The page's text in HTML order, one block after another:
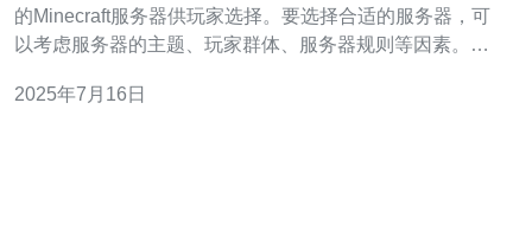
的Minecraft服务器供玩家选择。要选择合适的服务器，可
以考虑服务器的主题、玩家群体、服务器规则等因素。如
你更喜欢挑战，可以选择一个生存模式或者PVP服务器。
2025年7月16日